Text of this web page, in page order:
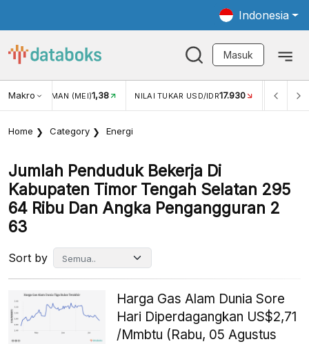
Indonesia
Masuk
Makro(MEI)1,38 NILAI TUKAR USD/IDR 17.930 INFLASI YOY (JUL)
Home Category Energi
Jumlah Penduduk Bekerja Di
Kabupaten Timor Tengah Selatan 295
64 Ribu Dan Angka Pengangguran 2
63
Sort by
Harga Gas Alam Dunia Sore
Hari Diperdagangkan US$2,71
/Mmbtu (Rabu, 05 Agustus